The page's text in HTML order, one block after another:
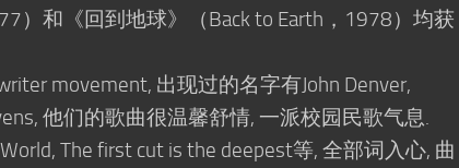
）和《回到地球》（Back to Earth，1978）均获
movement, 出现过的名字有John Denver,
他们的歌曲很温馨舒情, 一派校园民歌气息.
The first cut is the deepest等, 全部词入心, 曲